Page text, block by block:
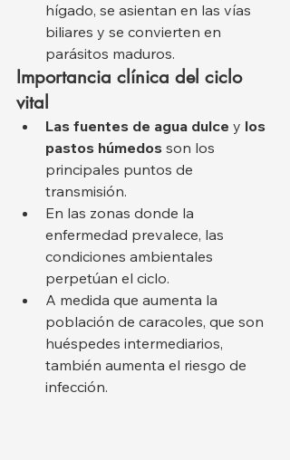
hígado, se asientan en las vías
biliares y se convierten en
parásitos maduros.
Importancia clínica del ciclo
vital
Las fuentes de agua dulce y los
pastos húmedos son los
principales puntos de
transmisión.
En las zonas donde la
enfermedad prevalece, las
condiciones ambientales
perpetúan el ciclo.
A medida que aumenta la
población de caracoles, que son
huéspedes intermediarios,
también aumenta el riesgo de
infección.